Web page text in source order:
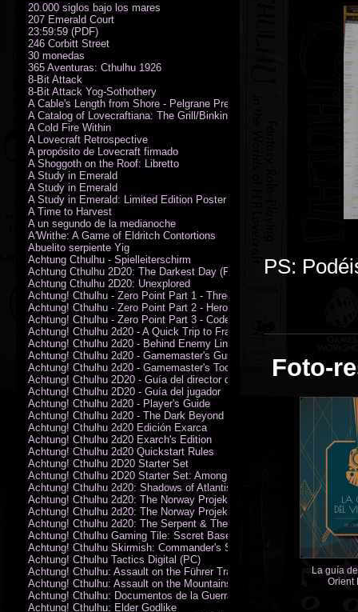
PS:
Foto-
La guía
Orient
20.000 siglos bajo los mares
207 Emerald Court
23:59:59 (PDF)
246 Corbitt Street
30 monedas
365 Aventuras: Cthulhu 1926
8-Bit Attack
8-Bit Attack Yog-Sothothery
A Cable's Length from Shore - Pelgrane Press' FreeRPG 2018 (PDF)
A Catalog of Lovecraftiana: The Grill/Binkin Collection
A Cold Fire Within
A Lovecraft Retrospective
A propósito de Lovecraft firmado
A Shoggoth on the Roof: Libretto
A Study in Emerald
A Study in Emerald
A Study in Emerald: Limited Edition Poster (Neil Gaiman)
A Time to Harvest
A un segundo de la medianoche
A'Writhe: A Game of Eldritch Contortions
Abuelito serpiente Yig
Achtung Cthulhu - Spielleiterschirm
Achtung Cthulhu 2D20: The Darkest Day (PDF)
Achtung Cthulhu 2D20: Unexplored
Achtung! Cthulhu - Zero Point Part 1 - Three Kings
Achtung! Cthulhu - Zero Point Part 2 - Heroes of the Sea
Achtung! Cthulhu - Zero Point Part 3 - Code of Honour (PDF)
Achtung! Cthulhu 2d20 - A Quick Trip to France (PDF)
Achtung! Cthulhu 2d20 - Behind Enemy Lines
Achtung! Cthulhu 2d20 - Gamemaster's Guide
Achtung! Cthulhu 2d20 - Gamemaster's Toolkit
Achtung! Cthulhu 2D20 - Guía del director de juego
Achtung! Cthulhu 2D20 - Guía del jugador
Achtung! Cthulhu 2d20 - Player's Guide
Achtung! Cthulhu 2d20 - The Dark Beyond
Achtung! Cthulhu 2d20 Edición Exarca
Achtung! Cthulhu 2d20 Exarch's Edition
Achtung! Cthulhu 2d20 Quickstart Rules
Achtung! Cthulhu 2D20 Starter Set
Achtung! Cthulhu 2D20 Starter Set: Among the Wolves (PDF)
Achtung! Cthulhu 2d20: Shadows of Atlantis
Achtung! Cthulhu 2d20: The Norway Projekt
Achtung! Cthulhu 2d20: The Norway Projekt (PDF)
Achtung! Cthulhu 2d20: The Serpent & The Sands
Achtung! Cthulhu Gaming Tile: Sscret Base & Icy Ruins
Achtung! Cthulhu Skirmish: Commander's Set
Achtung! Cthulhu Tactics Digital (PC)
Achtung! Cthulhu: Assault on the Führer Train
Achtung! Cthulhu: Assault on the Mountains of Madness
Achtung! Cthulhu: Documentos de la Guerra Secreta
Achtung! Cthulhu: Elder Godlike